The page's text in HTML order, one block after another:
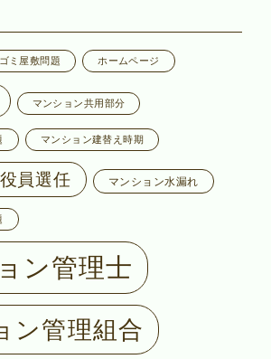
ゴミ屋敷問題 ホームページ
マンション共用部分
マンション建替え時期
員選任 マンション水漏れ
ン管理士
ン管理組合